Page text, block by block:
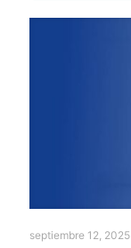
septiembre 12, 2025